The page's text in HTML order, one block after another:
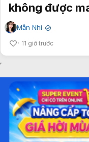
không được
Mẫn Nhi ✔
11 giờ trước